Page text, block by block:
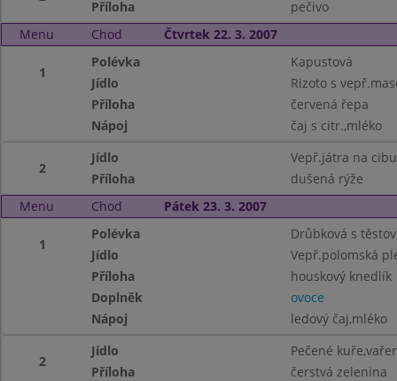
Příloha
pečivo
Menu
Chod Čtvrtek 22. 3. 2007
1
Polévka
Kapustová
Jídlo
Rizoto s
Příloha
červená řepa
Nápoj
čaj s citr.,mléko
2
Jídlo
Vepř.játra na
Příloha
dušená rýže
Menu
Chod Pátek 23. 3. 2007
1
Polévka
Drůbková s
Jídlo
Vepř.polomská
Příloha
houskový knedlík
Doplněk
ovoce
Nápoj
ledový čaj,mléko
2
Jídlo
Pečené
Příloha
čerstvá zelenina